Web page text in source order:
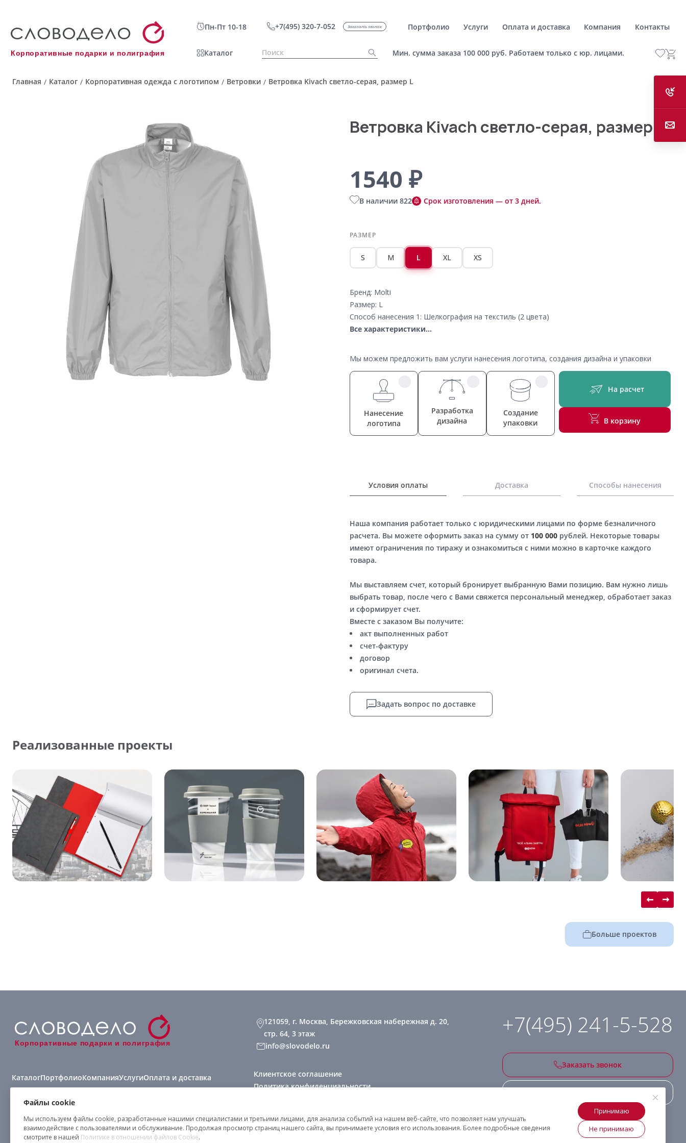
Корпоративные подарки и полиграфия
Пн-Пт 10-18 +7(495) 320-7-052 Заказать звонок Портфолио Услуги Оплата и доставка Компания Контакты
Каталог Мин. сумма заказа 100 000 руб. Работаем только с юр. лицами.
Главная / Каталог / Корпоративная одежда с логотипом / Ветровки / Ветровка Kivach светло-серая, размер L
Ветровка Kivach светло-серая, размер L
1540 ₽
В наличии 822 Срок изготовления — от 3 дней.
РАЗМЕР
S M L XL XS
Бренд: Molti
Размер: L
Способ нанесения 1: Шелкография на текстиль (2 цвета)
Все характеристики...
Мы можем предложить вам услуги нанесения логотипа, создания дизайна и упаковки
Нанесение
логотипа
Разработка
дизайна
Создание
упаковки
На расчет
В корзину
Условия оплаты Доставка Способы нанесения
Наша компания работает только с юридическими лицами по форме безналичного
расчета. Вы можете оформить заказ на сумму от 100 000рублей. Некоторые товары
имеют ограничения по тиражу и ознакомиться с ними можно в карточке каждого
товара.
Мы выставляем счет, который бронирует выбранную Вами позицию. Вам нужно лишь
выбрать товар, после чего с Вами свяжется персональный менеджер, обработает заказ
и сформирует счет.
Вместе с заказом Вы получите:
акт выполненных работ
счет-фактуру
договор
оригинал счета.
Задать вопрос по доставке
Реализованные проекты
Больше проектов
Корпоративные подарки и полиграфия
КаталогПортфолиоКомпанияУслугиОплата и доставка
Виды нанесения
121059, г. Москва, Бережковская набережная д. 20,
стр. 64, 3 этаж
info@slovodelo.ru
+7(495) 241-5-528
Заказать звонок
Клиентское соглашение
Политика конфиденциальности
Файлы cookie
Мы используем файлы cookie, разработанные нашими специалистами и третьими лицами, для анализа событий на нашем веб-сайте, что позволяет нам улучшать
взаимодействие с пользователями и обслуживание. Продолжая просмотр страниц нашего сайта, вы принимаете условия его использования. Более подробные сведения
смотрите в нашей Политике в отношении файлов Cookie.
Принимаю
Не принимаю